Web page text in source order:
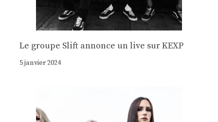
Le groupe Slift annonce un live sur KEXP
5 janvier 2024